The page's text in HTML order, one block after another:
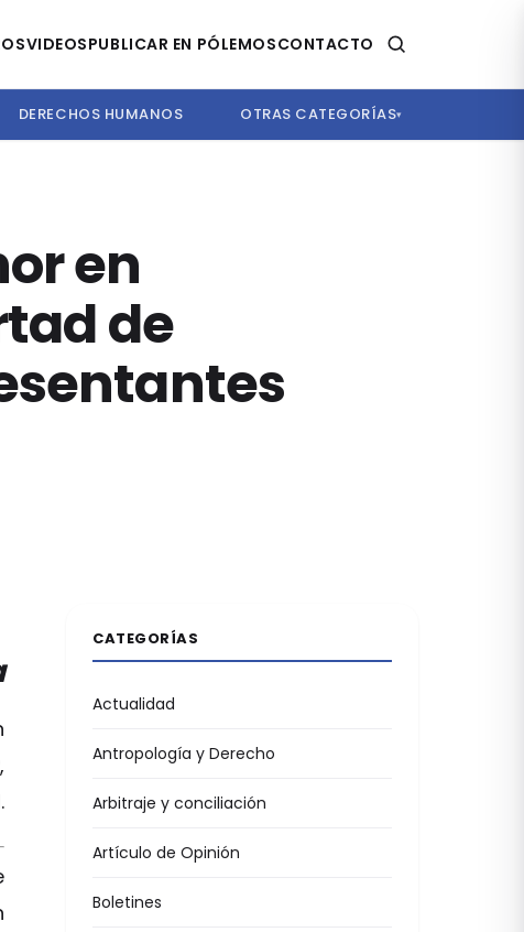
VIDEOSPUBLICAR EN PÓLEMOSCONTACTO
DERECHOS HUMANOS OTRAS CATEGORÍAS▾
en
de
CATEGORÍAS
Actualidad
Antropología y Derecho
Arbitraje y conciliación
Artículo de Opinión
Boletines